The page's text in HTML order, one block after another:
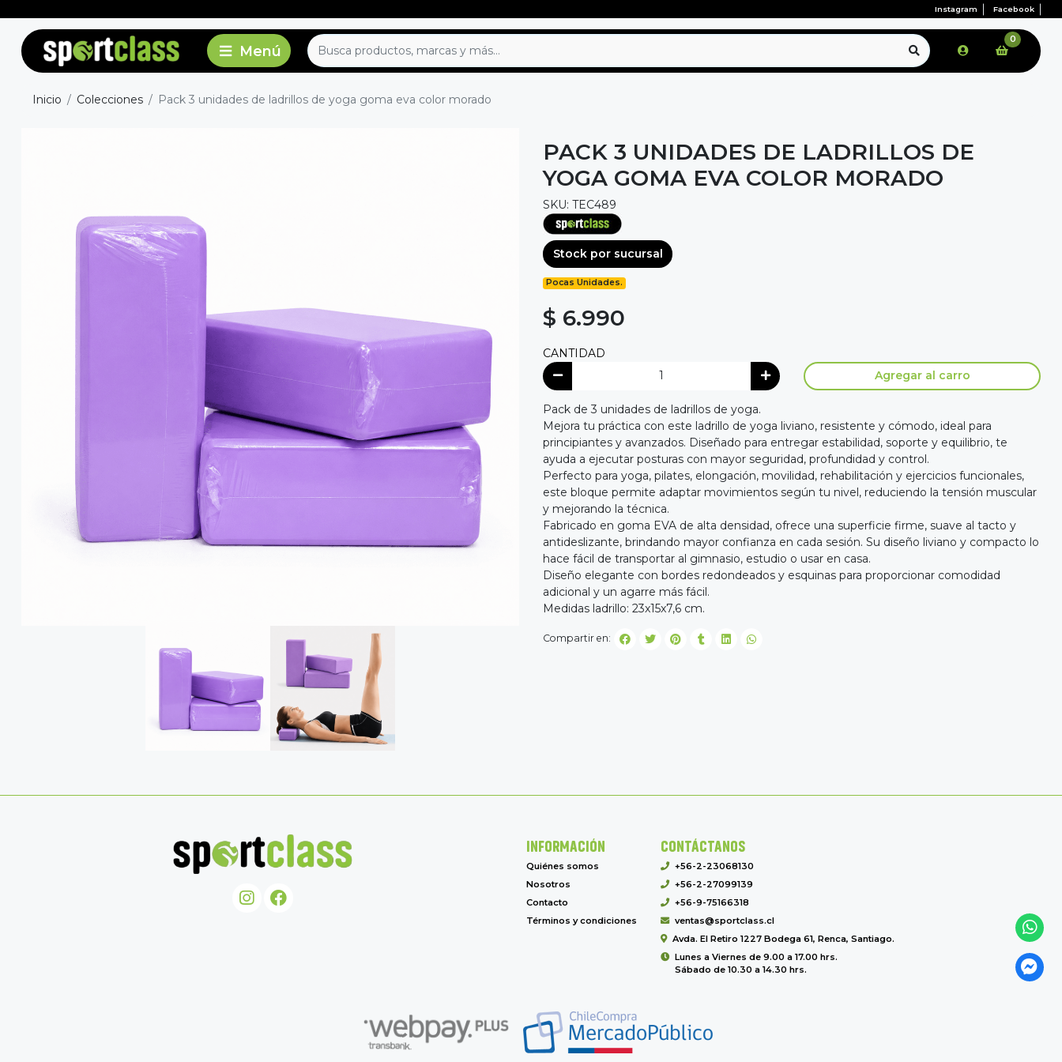
Instagram Facebook
0
Inicio Colecciones Pack 3 unidades de ladrillos de yoga goma eva color morado
PACK 3 UNIDADES DE LADRILLOS DE
YOGA GOMA EVA COLOR MORADO
SKU: TEC489
Stock por sucursal
Pocas Unidades.
$ 6.990
CANTIDAD
Agregar al carro
Pack de 3 unidades de ladrillos de yoga.
Mejora tu práctica con este ladrillo de yoga liviano, resistente y cómodo, ideal para
principiantes y avanzados. Diseñado para entregar estabilidad, soporte y equilibrio, te
ayuda a ejecutar posturas con mayor seguridad, profundidad y control.
Perfecto para yoga, pilates, elongación, movilidad, rehabilitación y ejercicios funcionales,
este bloque permite adaptar movimientos según tu nivel, reduciendo la tensión muscular
y mejorando la técnica.
Fabricado en goma EVA de alta densidad, ofrece una superficie firme, suave al tacto y
antideslizante, brindando mayor confianza en cada sesión. Su diseño liviano y compacto lo
hace fácil de transportar al gimnasio, estudio o usar en casa.
Diseño elegante con bordes redondeados y esquinas para proporcionar comodidad
adicional y un agarre más fácil.
Medidas ladrillo: 23x15x7,6 cm.
Compartir en:
INFORMACIÓN
Quiénes somos
Nosotros
Contacto
Términos y condiciones
CONTÁCTANOS
+56-2-23068130
+56-2-27099139
+56-9-75166318
ventas@sportclass.cl
Avda. El Retiro 1227 Bodega 61, Renca, Santiago.
Lunes a Viernes de 9.00 a 17.00 hrs.
Sábado de 10.30 a 14.30 hrs.